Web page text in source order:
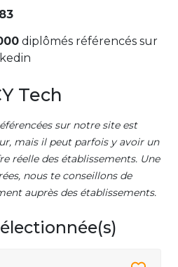
diplômés référencés sur
Tech
sur notre site est
mais il peut parfois y avoir un
réelle des établissements. Une
nous te conseillons de
auprès des établissements.